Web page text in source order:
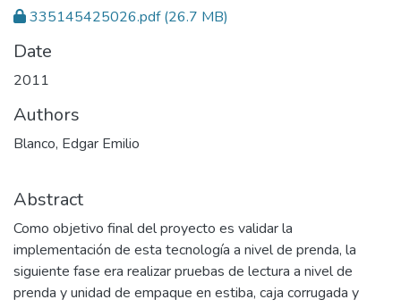
335145425026.pdf(26.7 MB)
Date
2011
Authors
Blanco, Edgar Emilio
Abstract
Como objetivo final del proyecto es validar la
implementación de esta tecnología a nivel de prenda, la
siguiente fase era realizar pruebas de lectura a nivel de
prenda y unidad de empaque en estiba, caja corrugada y